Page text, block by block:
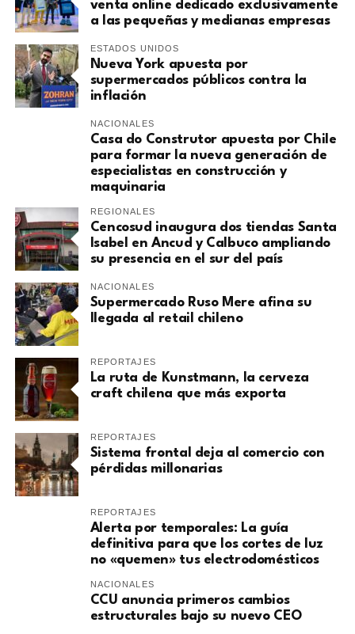
venta online dedicado exclusivamente
a las pequeñas y medianas empresas
ESTADOS UNIDOS
Nueva York apuesta por
supermercados públicos contra la
inflación
NACIONALES
Casa do Construtor apuesta por Chile
para formar la nueva generación de
especialistas en construcción y
maquinaria
REGIONALES
Cencosud inaugura dos tiendas Santa
Isabel en Ancud y Calbuco ampliando
su presencia en el sur del país
NACIONALES
Supermercado Ruso Mere afina su
llegada al retail chileno
REPORTAJES
La ruta de Kunstmann, la cerveza
craft chilena que más exporta
REPORTAJES
Sistema frontal deja al comercio con
pérdidas millonarias
REPORTAJES
Alerta por temporales: La guía
definitiva para que los cortes de luz
no «quemen» tus electrodomésticos
NACIONALES
CCU anuncia primeros cambios
estructurales bajo su nuevo CEO